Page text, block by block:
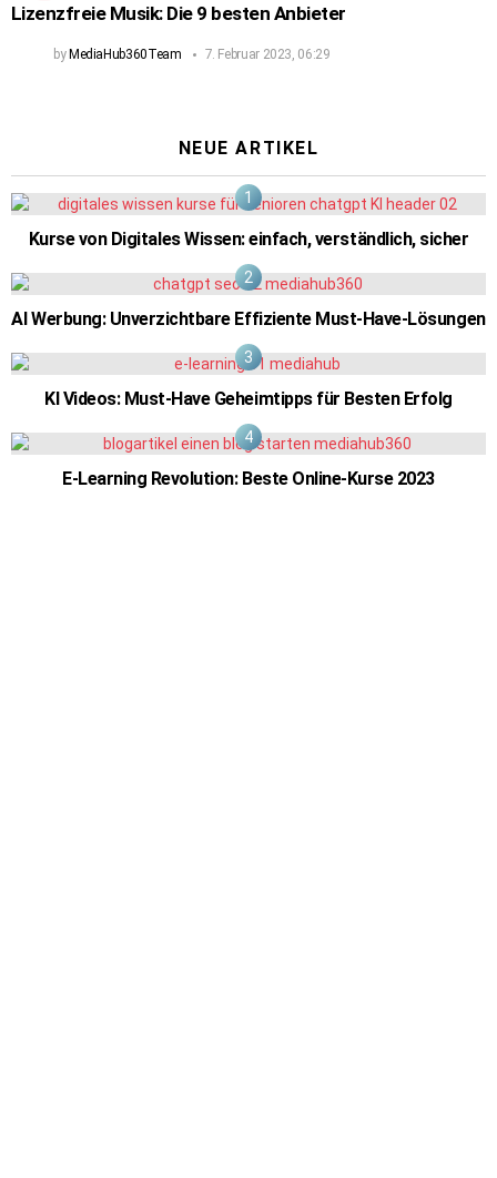
Lizenzfreie Musik: Die 9 besten Anbieter
byMediaHub360Team 7. Februar 2023, 06:29
NEUE ARTIKEL
Kurse von Digitales Wissen: einfach, verständlich, sicher
AI Werbung: Unverzichtbare Effiziente Must-Have-Lösungen
KI Videos: Must-Have Geheimtipps für Besten Erfolg
E-Learning Revolution: Beste Online-Kurse 2023